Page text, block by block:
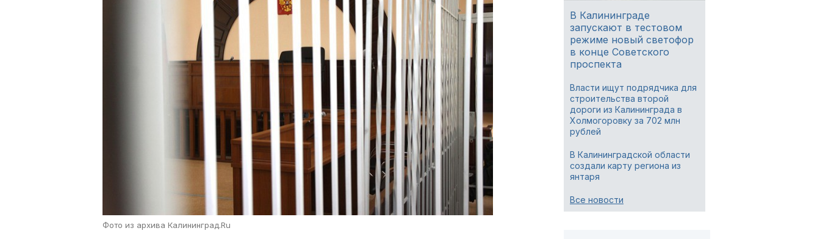
Фото из архива Калининград.Ru
В Калининграде
запускают в тестовом
режиме новый светофор
в конце Советского
проспекта
Власти ищут подрядчика для
строительства второй
дороги из Калининграда в
Холмогоровку за 702 млн
рублей
В Калининградской области
создали карту региона из
янтаря
Все новости